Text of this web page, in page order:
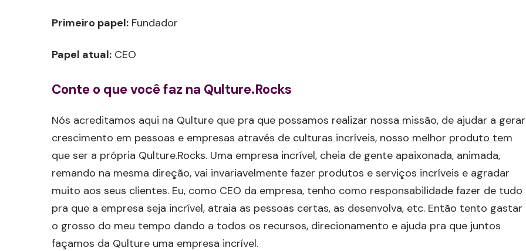
Primeiro papel: Fundador
Papel atual: CEO
Conte o que você faz na Qulture.Rocks
Nós acreditamos aqui na Qulture que pra que possamos realizar nossa missão, de ajudar a gerar
crescimento em pessoas e empresas através de culturas incríveis, nosso melhor produto tem
que ser a própria Qulture.Rocks. Uma empresa incrível, cheia de gente apaixonada, animada,
remando na mesma direção, vai invariavelmente fazer produtos e serviços incríveis e agradar
muito aos seus clientes. Eu, como CEO da empresa, tenho como responsabilidade fazer de tudo
pra que a empresa seja incrível, atraia as pessoas certas, as desenvolva, etc. Então tento gastar
o grosso do meu tempo dando a todos os recursos, direcionamento e ajuda pra que juntos
façamos da Qulture uma empresa incrível.